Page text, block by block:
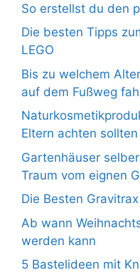
So erstellst du den
Die besten Tipps
LEGO
Bis zu welchem
auf dem Fußweg
Eltern achten sollten
Gartenhäuser
Traum vom eignen
Die Besten
Ab wann
werden kann
5 Bastelideen mit